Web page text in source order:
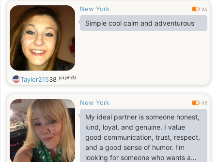
New York 0.5
Simple cool calm and adventurous
Taylor21538 yaşında
New York 0.5
My ideal partner is someone honest,
kind, loyal, and genuine. I value
good communication, trust, respect,
and a good sense of humor. I’m
looking for someone who wants a